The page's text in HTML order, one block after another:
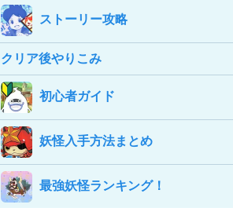
ストーリー攻略
クリア後やりこみ
初心者ガイド
妖怪入手方法まとめ
最強妖怪ランキング！